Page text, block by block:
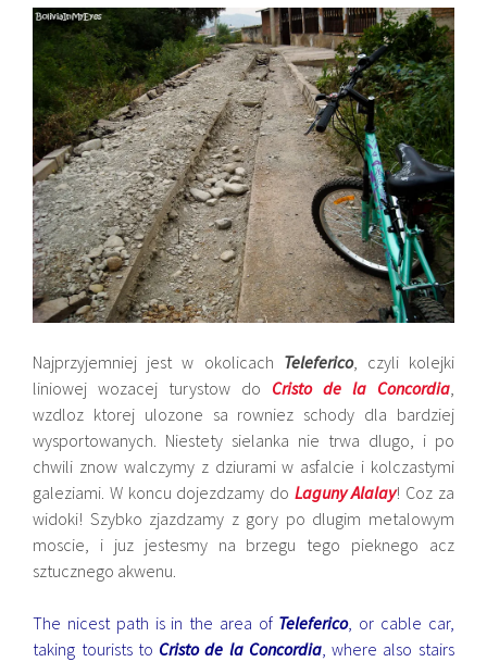
Najprzyjemniej jest w okolicach Teleferico, czyli kolejki
liniowej wozacej turystow do Cristo de la Concordia,
wzdloz ktorej ulozone sa rowniez schody dla bardziej
wysportowanych. Niestety sielanka nie trwa dlugo, i po
chwili znow walczymy z dziurami w asfalcie i kolczastymi
galeziami. W koncu dojezdzamy do Laguny Alalay! Coz za
widoki! Szybko zjazdzamy z gory po dlugim metalowym
moscie, i juz jestesmy na brzegu tego pieknego acz
sztucznego akwenu.
The nicest path is in the area of Teleferico, or cable car,
taking tourists to Cristo de la Concordia, where also stairs